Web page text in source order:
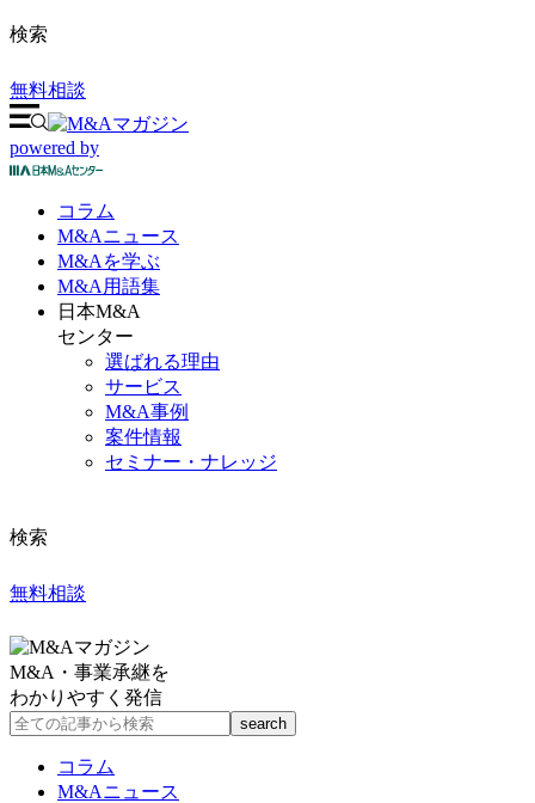
検索
無料相談
powered by
コラム
M&Aニュース
M&Aを学ぶ
M&A 用語集
日本M&A
センター
選ばれる理由
サービス
M&A事例
案件情報
セミナー・ナレッジ
検索
無料相談
M&A・事業承継を
わかりやすく発信
コラム
M&Aニュース